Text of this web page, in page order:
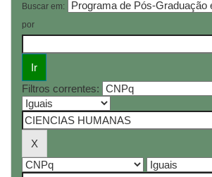
Buscar em:
por
Filtros correntes: